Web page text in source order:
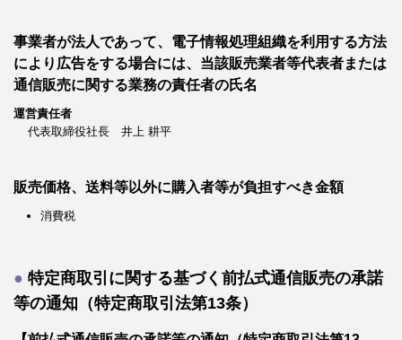
事業者が法人であって、電子情報処理組織を利用する方法
により広告をする場合には、当該販売業者等代表者または
通信販売に関する業務の責任者の氏名
運営責任者
代表取締役社長 井上 耕平
販売価格、送料等以外に購入者等が負担すべき金額
消費税
特定商取引に関する基づく前払式通信販売の承諾
等の通知（特定商取引法第13条）